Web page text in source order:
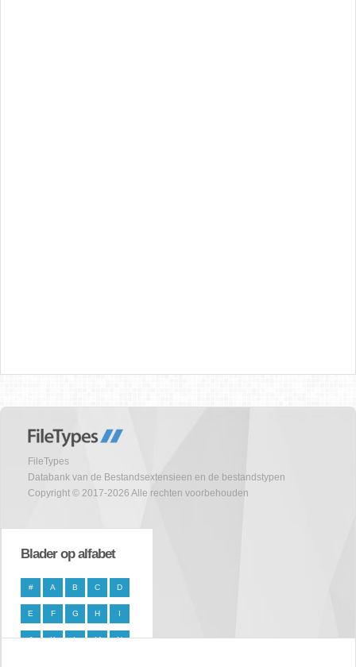
FileTypes
Databank van de Bestandsextensieen en de bestandstypen
Copyright © 2017-2026 Alle rechten voorbehouden
Blader op alfabet
# A B C D
E F G H I
J K L M N